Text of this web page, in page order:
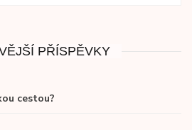
PŘÍSPĚVKY
cestou?